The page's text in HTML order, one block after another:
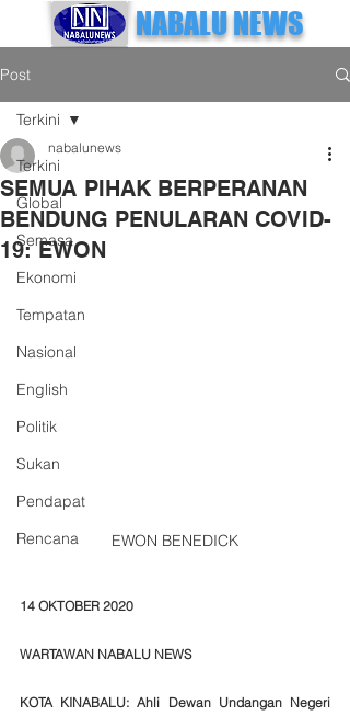
NABALU NEWS
Post
Terkini
Global
Semasa
Ekonomi
Tempatan
Nasional
English
Politik
Sukan
Pendapat
Rencana
Terkini
SEMUA PIHAK BERPERANAN
BENDUNG PENULARAN COVID-
19: EWON
nabalunews
EWON BENEDICK
14 OKTOBER 2020
WARTAWAN NABALU NEWS
KOTA KINABALU: Ahli Dewan Undangan Negeri